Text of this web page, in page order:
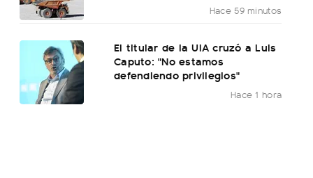
Hace 59 minutos
El titular de la UIA cruzó a Luis
Caputo: "No estamos
defendiendo privilegios"
Hace 1 hora